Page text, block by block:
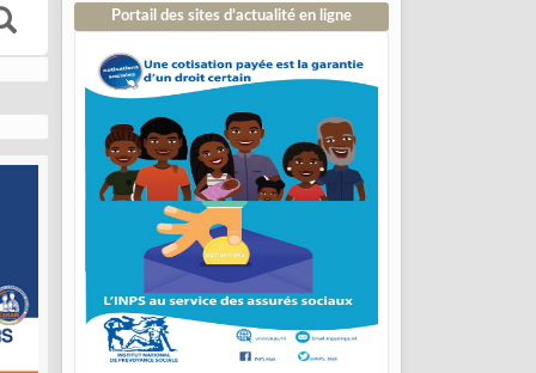
Portail des sites d’actualité en ligne